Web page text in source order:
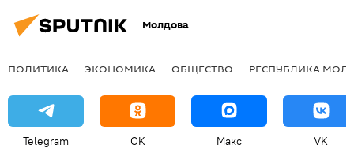
Молдова
ПОЛИТИКА ЭКОНОМИКА ОБЩЕСТВО РЕСПУБЛИКА
Telegram OK Макс VK